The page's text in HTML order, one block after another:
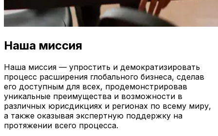
Наша миссия
Наша миссия — упростить и демократизировать
процесс расширения глобального бизнеса, сделав
его доступным для всех, продемонстрировав
уникальные преимущества и возможности в
различных юрисдикциях и регионах по всему миру,
а также оказывая экспертную поддержку на
протяжении всего процесса.